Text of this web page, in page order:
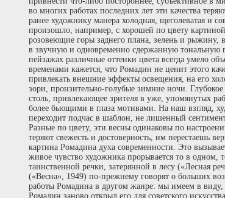
во многих работах последних лет эти качества
ранее художнику манера холодная, щеголеватая и
произошло, например, с хорошей по цвету
розовеющие горы заднего плана, зелень и рыжину,
в звучную и одновременно сдержанную
пейзажах различные оттенки цвета всегда умело
временами кажется, что Ромадин не ценит этого
привлекать внешние эффекты освещения, на его
зори, пронзительно-голубые зимние ночи.
столь, привлекающее зрителя в уже, упомянутых
более бьющими в глаза мотивами. На наш взгляд,
переходит подчас в шаблон, не лишенный
Разные по цвету, эти весны одинаковы по
теряют свежесть и достоверность, им перестаешь
картина Ромадина духа современности. Это
живое чувство художника прорывается то в одном,
таинственной речки, затерянной в лесу («Лесная
(«Весна», 1949) по-прежнему говорят о больших
работы Ромадина в другом жанре: мы имеем в
Ромадин заново открыл его для советского